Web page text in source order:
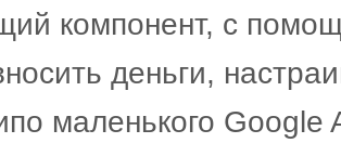
компонент, с
деньги,
маленького Google